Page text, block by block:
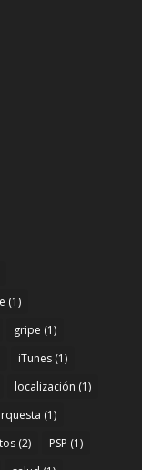
(1)
gripe (1)
iTunes(1)
localización (1)
(1)
(2) PSP (1)